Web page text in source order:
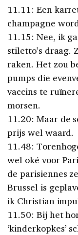
11.11: Een
champagne
11.15: Nee, ik
stiletto’s draag.
raken. Het zou
pumps die
vaccins te
morsen.
11.20: Maar de
prijs wel waard.
11.48:
wel oké voor
de parisiennes
Brussel is
ik Christian
11.50: Bij het
‘kinderkopkes’